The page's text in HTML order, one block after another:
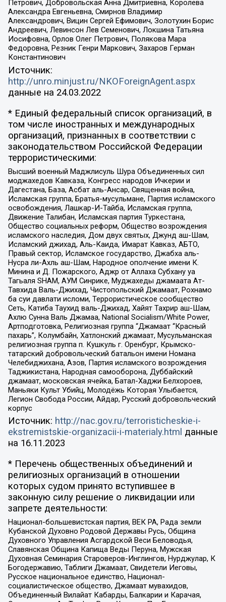
Петрович, Добровольская Анна Дмитриевна, Королева
Александра Евгеньевна, Смирнов Владимир
Александрович, Вицин Сергей Ефимович, Золотухин Борис
Андреевич, Левинсон Лев Семенович, Локшина Татьяна
Иосифовна, Орлов Олег Петрович, Полякова Мара
Федоровна, Резник Генри Маркович, Захаров Герман
Константинович
Источник:
http://unro.minjust.ru/NKOForeignAgent.aspx
данные на 24.03.2022
* Единый федеральный список организаций, в
том числе иностранных и международных
организаций, признанных в соответствии с
законодательством Российской Федерации
террористическими:
Высший военный Маджлисуль Шура Объединенных сил
моджахедов Кавказа, Конгресс народов Ичкерии и
Дагестана, База, Асбат аль-Ансар, Священная война,
Исламская группа, Братья-мусульмане, Партия исламского
освобождения, Лашкар-И-Тайба, Исламская группа,
Движение Талибан, Исламская партия Туркестана,
Общество социальных реформ, Общество возрождения
исламского наследия, Дом двух святых, Джунд аш-Шам,
Исламский джихад, Аль-Каида, Имарат Кавказ, АБТО,
Правый сектор, Исламское государство, Джабха аль-
Нусра ли-Ахль аш-Шам, Народное ополчение имени К.
Минина и Д. Пожарского, Аджр от Аллаха Субхану уа
Тагьаля SHAM, АУМ Синрике, Муджахеды джамаата Ат-
Тавхида Валь-Джихад, Чистопольский Джамаат, Рохнамо
ба суи давлати исломи, Террористическое сообщество
Сеть, Катиба Таухид валь-Джихад, Хайят Тахрир аш-Шам,
Ахлю Сунна Валь Джамаа, National Socialism/White Power,
Артподготовка, Религиозная группа “Джамаат “Красный
пахарь”, Колумбайн, Хатлонский джамаат, Мусульманская
религиозная группа п. Кушкуль г. Оренбург, Крымско-
татарский добровольческий батальон имени Номана
Челебиджихана, Азов, Партия исламского возрождения
Таджикистана, Народная самооборона, Дуббайский
джамаат, московская ячейка, Батал-Хаджи Белхороев,
Маньяки Культ Убийц, Молодёжь Которая Улыбается,
Легион Свобода России, Айдар, Русский добровольческий
корпус
Источник: http://nac.gov.ru/terroristicheskie-i-
ekstremistskie-organizacii-i-materialy.html данные
на 16.11.2023
* Перечень общественных объединений и
религиозных организаций в отношении
которых судом принято вступившее в
законную силу решение о ликвидации или
запрете деятельности:
Национал-большевистская партия, ВЕК РА, Рада земли
Кубанской Духовно Родовой Державы Русь, Община
Духовного Управления Асгардской Веси Беловодья,
Славянская Община Капища Веды Перуна, Мужская
Духовная Семинария Староверов-Инглингов, Нурджулар, К
Богодержавию, Таблиги Джамаат, Свидетели Иеговы,
Русское национальное единство, Национал-
социалистическое общество, Джамаат мувахидов,
Объединенный Вилайат Кабарды, Балкарии и Карачая,